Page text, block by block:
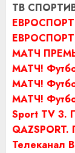
ТВ
ЕВРОСПОРТ
ЕВРОСПОРТ
МАТЧ
МАТЧ!
МАТЧ!
МАТЧ!
Sport TV 3.
Телеканал